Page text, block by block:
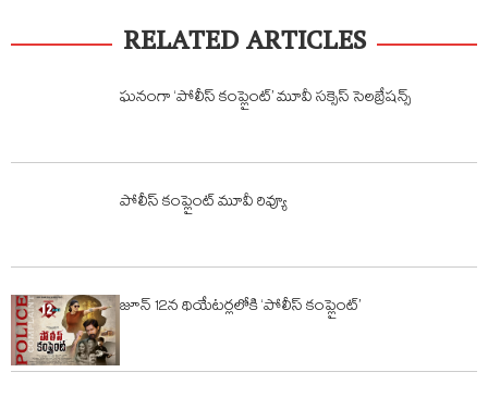
RELATED ARTICLES
ఘనంగా ‘పోలీస్ కంప్లైంట్’ మూవీ సక్సెస్ సెలబ్రేషన్స్
పోలీస్ కంప్లైంట్ మూవీ రివ్యూ
జూన్ 12న థియేటర్లలోకి ‘పోలీస్ కంప్లైంట్’